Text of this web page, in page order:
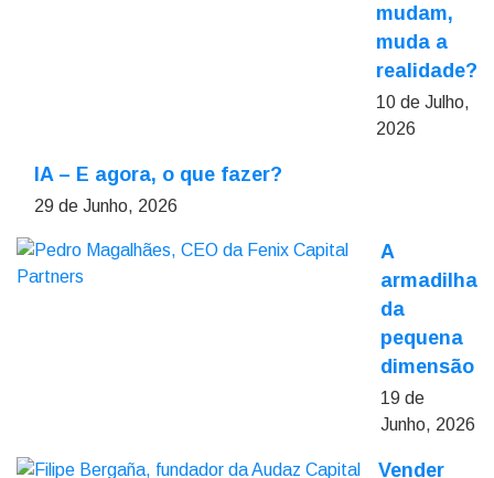
mudam,
muda a
realidade?
10 de Julho,
2026
IA – E agora, o que fazer?
29 de Junho, 2026
A
armadilha
da
pequena
dimensão
19 de
Junho, 2026
Vender